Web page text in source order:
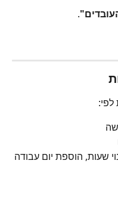
.
שעות, הוספת יום עבודה